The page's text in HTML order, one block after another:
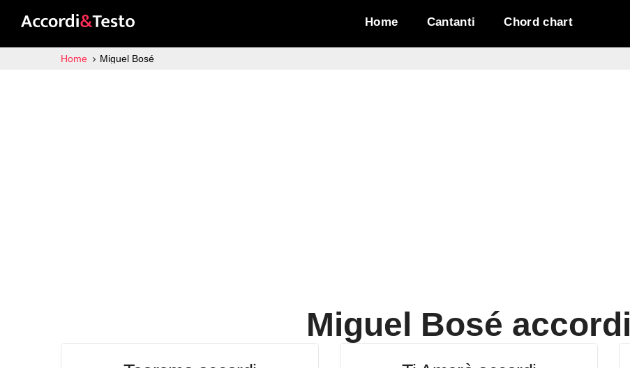
Home Cantanti Chord chart
Home Miguel Bosé
Miguel Bosé accordi